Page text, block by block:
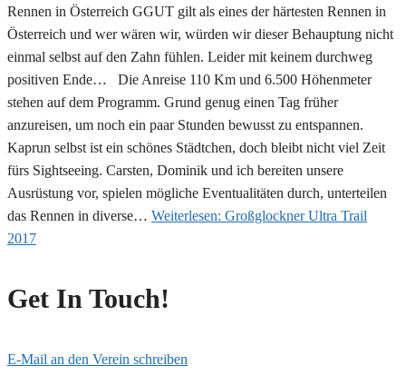
Rennen in Österreich GGUT gilt als eines der härtesten Rennen in
Österreich und wer wären wir, würden wir dieser Behauptung nicht
einmal selbst auf den Zahn fühlen. Leider mit keinem durchweg
positiven Ende… Die Anreise 110 Km und 6.500 Höhenmeter
stehen auf dem Programm. Grund genug einen Tag früher
anzureisen, um noch ein paar Stunden bewusst zu entspannen.
Kaprun selbst ist ein schönes Städtchen, doch bleibt nicht viel Zeit
fürs Sightseeing. Carsten, Dominik und ich bereiten unsere
Ausrüstung vor, spielen mögliche Eventualitäten durch, unterteilen
das Rennen in diverse… Weiterlesen: Großglockner Ultra Trail
2017
Get In Touch!
E-Mail an den Verein schreiben